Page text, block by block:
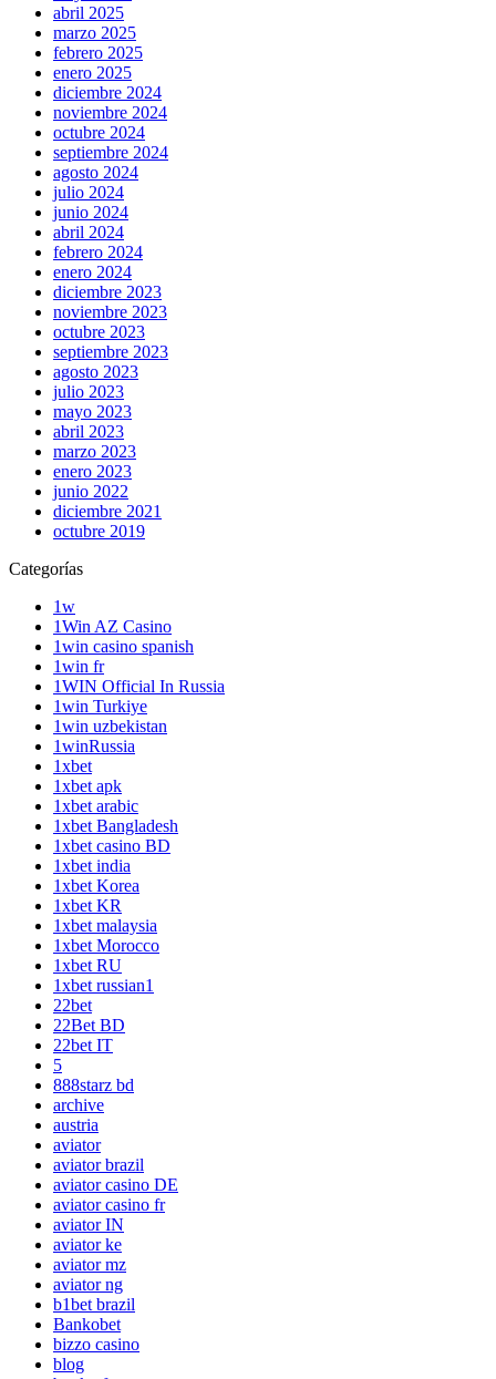
abril 2025
marzo 2025
febrero 2025
enero 2025
diciembre 2024
noviembre 2024
octubre 2024
septiembre 2024
agosto 2024
julio 2024
junio 2024
abril 2024
febrero 2024
enero 2024
diciembre 2023
noviembre 2023
octubre 2023
septiembre 2023
agosto 2023
julio 2023
mayo 2023
abril 2023
marzo 2023
enero 2023
junio 2022
diciembre 2021
octubre 2019
Categorías
1w
1Win AZ Casino
1win casino spanish
1win fr
1WIN Official In Russia
1win Turkiye
1win uzbekistan
1winRussia
1xbet
1xbet apk
1xbet arabic
1xbet Bangladesh
1xbet casino BD
1xbet india
1xbet Korea
1xbet KR
1xbet malaysia
1xbet Morocco
1xbet RU
1xbet russian1
22bet
22Bet BD
22bet IT
5
888starz bd
archive
austria
aviator
aviator brazil
aviator casino DE
aviator casino fr
aviator IN
aviator ke
aviator mz
aviator ng
b1bet brazil
Bankobet
bizzo casino
blog